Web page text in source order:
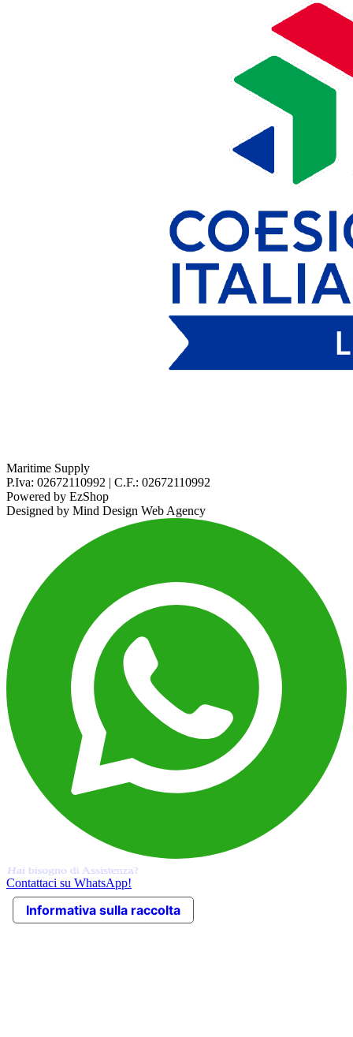
Maritime Supply
P.Iva: 02672110992 | C.F.: 02672110992
Powered by EzShop
Designed by Mind Design Web Agency
Cerchi un Ricambio?
Contattaci su WhatsApp!
Informativa sulla raccolta